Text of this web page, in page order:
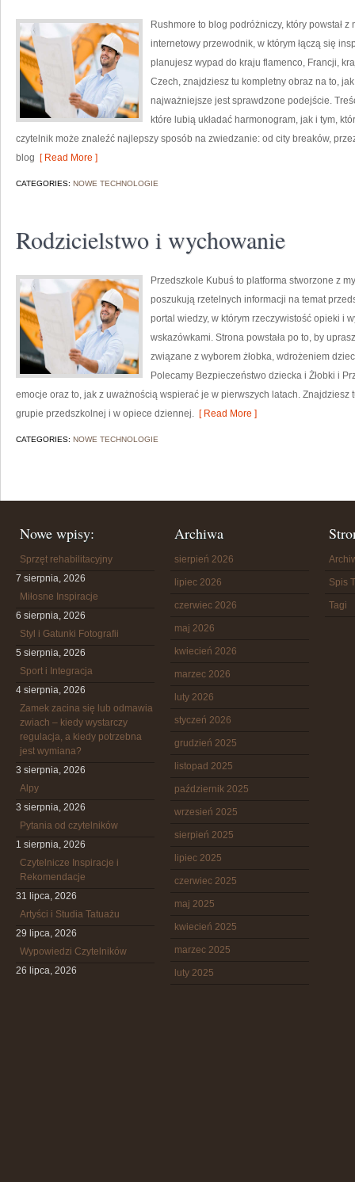
Rushmore to blog podróżniczy, który powstał
internetowy przewodnik, w którym łączą się
planujesz wypad do kraju flamenco, Francji,
Czech, znajdziesz tu kompletny obraz na to,
najważniejsze jest sprawdzone podejście.
które lubią układać harmonogram, jak i tym,
czytelnik może znaleźć najlepszy sposób na zwiedzanie: od city breaków,
blog [ Read More ]
CATEGORIES: NOWE TECHNOLOGIE
Rodzicielstwo i wychowanie
Przedszkole Kubuś to platforma stworzone z
poszukują rzetelnych informacji na temat
portal wiedzy, w którym rzeczywistość opieki i
wskazówkami. Strona powstała po to, by
związane z wyborem żłobka, wdrożeniem
Polecamy Bezpieczeństwo dziecka i Żłobki i
emocje oraz to, jak z uważnością wspierać je w pierwszych latach.
grupie przedszkolnej i w opiece dziennej. [ Read More ]
CATEGORIES: NOWE TECHNOLOGIE
Nowe wpisy:
Sprzęt rehabilitacyjny
7 sierpnia, 2026
Miłosne Inspiracje
6 sierpnia, 2026
Styl i Gatunki Fotografii
5 sierpnia, 2026
Sport i Integracja
4 sierpnia, 2026
Zamek zacina się lub odmawia
zwiach – kiedy wystarczy
regulacja, a kiedy potrzebna
jest wymiana?
3 sierpnia, 2026
Alpy
3 sierpnia, 2026
Pytania od czytelników
1 sierpnia, 2026
Czytelnicze Inspiracje i
Rekomendacje
31 lipca, 2026
Artyści i Studia Tatuażu
29 lipca, 2026
Wypowiedzi Czytelników
26 lipca, 2026
Archiwa
sierpień 2026
lipiec 2026
czerwiec 2026
maj 2026
kwiecień 2026
marzec 2026
luty 2026
styczeń 2026
grudzień 2025
listopad 2025
październik 2025
wrzesień 2025
sierpień 2025
lipiec 2025
czerwiec 2025
maj 2025
kwiecień 2025
marzec 2025
luty 2025
Spis
Tagi